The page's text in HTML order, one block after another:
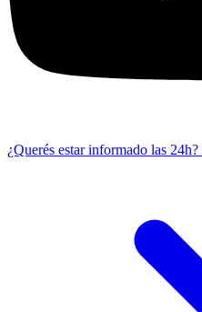
¿Querés estar informado las 24h?